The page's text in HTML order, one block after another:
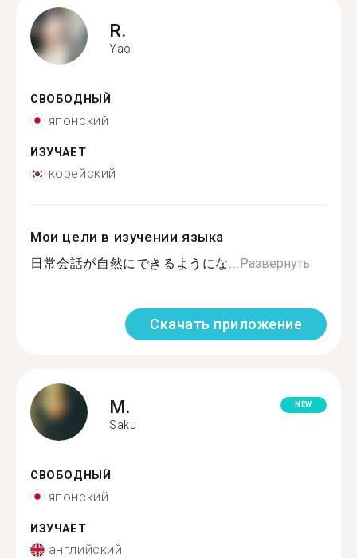
R.
Yao
СВОБОДНЫЙ
японский
ИЗУЧАЕТ
корейский
Мои цели в изучении языка
日常会話が自然にできるようにな...Развернуть
Скачать приложение
M.
Saku
NEW
СВОБОДНЫЙ
японский
ИЗУЧАЕТ
английский